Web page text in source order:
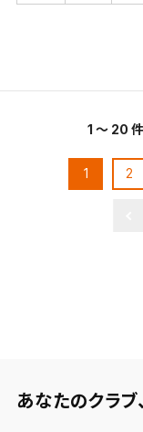
1 ～ 20 件
1 2
あなたのクラブ、